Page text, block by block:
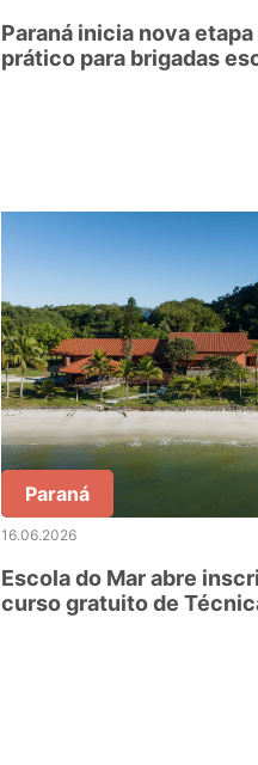
Paraná inicia nova
prático para brigadas
Paraná
16.06.2026
Escola do Mar abre
curso gratuito de